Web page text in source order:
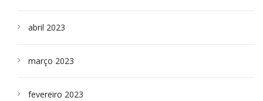
abril 2023
março 2023
fevereiro 2023